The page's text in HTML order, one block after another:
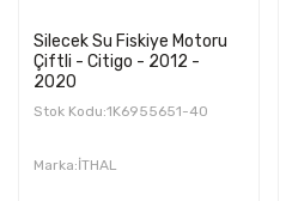
Silecek Su Fiskiye Motoru
Çiftli - Citigo - 2012 -
2020
Stok Kodu:1K6955651-40
Marka:İTHAL